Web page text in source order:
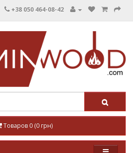
+38 050 464-08-42
Товаров 0 (0 грн)